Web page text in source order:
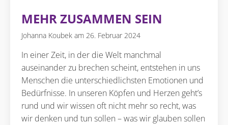
MEHR ZUSAMMEN SEIN
Johanna Koubek 26. Februar 2024
In einer Zeit, in der die Welt manchmal
auseinander zu brechen scheint, entstehen in uns
Menschen die unterschiedlichsten Emotionen und
Bedürfnisse. In unseren Köpfen und Herzen geht’s
rund und wir wissen oft nicht mehr so recht, was
wir denken und tun sollen – was wir glauben sollen